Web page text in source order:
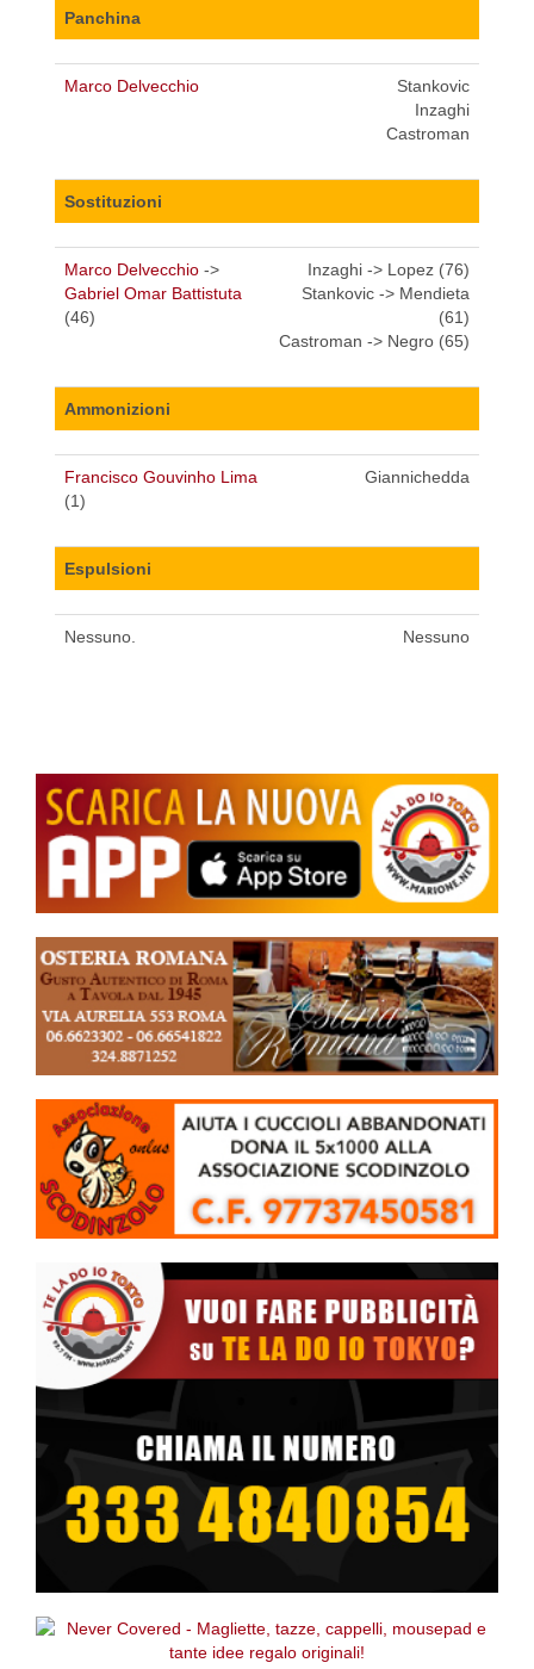
Panchina
Marco Delvecchio
Stankovic
Inzaghi
Castroman
Sostituzioni
Marco Delvecchio ->
Gabriel Omar Battistuta
(46)
Inzaghi -> Lopez (76)
Stankovic -> Mendieta
(61)
Castroman -> Negro (65)
Ammonizioni
Francisco Gouvinho Lima
(1)
Giannichedda
Espulsioni
Nessuno. Nessuno